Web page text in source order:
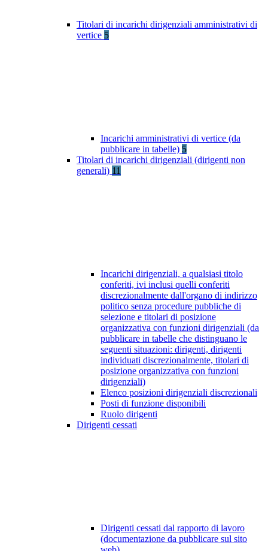
Titolari di incarichi dirigenziali amministrativi di
vertice 5
Incarichi amministrativi di vertice (da
pubblicare in tabelle) 5
Titolari di incarichi dirigenziali (dirigenti non
generali) 11
Incarichi dirigenziali, a qualsiasi titolo
conferiti, ivi inclusi quelli conferiti
discrezionalmente dall'organo di indirizzo
politico senza procedure pubbliche di
selezione e titolari di posizione
organizzativa con funzioni dirigenziali (da
pubblicare in tabelle che distinguano le
seguenti situazioni: dirigenti, dirigenti
individuati discrezionalmente, titolari di
posizione organizzativa con funzioni
dirigenziali)
Elenco posizioni dirigenziali discrezionali
Posti di funzione disponibili
Ruolo dirigenti
Dirigenti cessati
Dirigenti cessati dal rapporto di lavoro
(documentazione da pubblicare sul sito